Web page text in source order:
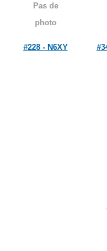
Pas de
photo
#228 - N6XY